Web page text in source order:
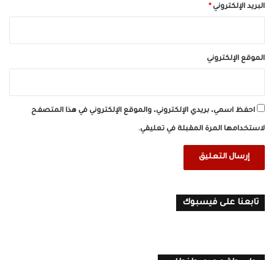
البريد الإلكتروني*
الموقع الإلكتروني
احفظ اسمي، بريدي الإلكتروني، والموقع الإلكتروني في هذا المتصفح
لاستخدامها المرة المقبلة في تعليقي.
تابعنا على فيسبوك